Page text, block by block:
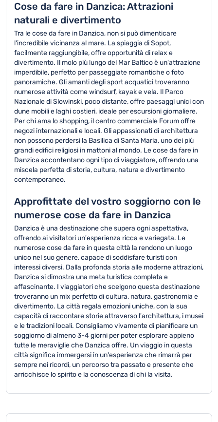
Cose da fare in Danzica: Attrazioni
naturali e divertimento
Tra le cose da fare in Danzica, non si può dimenticare
l'incredibile vicinanza al mare. La spiaggia di Sopot,
facilmente raggiungibile, offre opportunità di relax e
divertimento. Il molo più lungo del Mar Baltico è un'attrazione
imperdibile, perfetto per passeggiate romantiche o foto
panoramiche. Gli amanti degli sport acquatici troveranno
numerose attività come windsurf, kayak e vela. Il Parco
Nazionale di Slowinski, poco distante, offre paesaggi unici con
dune mobili e laghi costieri, ideale per escursioni giornaliere.
Per chi ama lo shopping, il centro commerciale Forum offre
negozi internazionali e locali. Gli appassionati di architettura
non possono perdersi la Basilica di Santa Maria, uno dei più
grandi edifici religiosi in mattoni al mondo. Le cose da fare in
Danzica accontentano ogni tipo di viaggiatore, offrendo una
miscela perfetta di storia, cultura, natura e divertimento
contemporaneo.
Approfittate del vostro soggiorno con le
numerose cose da fare in Danzica
Danzica è una destinazione che supera ogni aspettativa,
offrendo ai visitatori un'esperienza ricca e variegata. Le
numerose cose da fare in questa città la rendono un luogo
unico nel suo genere, capace di soddisfare turisti con
interessi diversi. Dalla profonda storia alle moderne attrazioni,
Danzica si dimostra una meta turistica completa e
affascinante. I viaggiatori che scelgono questa destinazione
troveranno un mix perfetto di cultura, natura, gastronomia e
divertimento. La città regala emozioni uniche, con la sua
capacità di raccontare storie attraverso l'architettura, i musei
e le tradizioni locali. Consigliamo vivamente di pianificare un
soggiorno di almeno 3-4 giorni per poter esplorare appieno
tutte le meraviglie che Danzica offre. Un viaggio in questa
città significa immergersi in un'esperienza che rimarrà per
sempre nei ricordi, un percorso tra passato e presente che
arricchisce lo spirito e la conoscenza di chi la visita.